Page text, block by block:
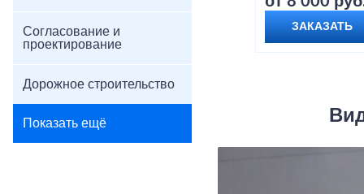
Согласование и
проектирование
Дорожное строительство
Показать ещё
ЗАКАЗАТЬ